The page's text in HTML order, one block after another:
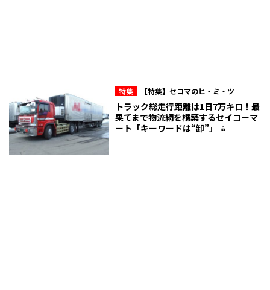
特集 【特集】セコマのヒ・ミ・ツ
トラック総走行距離は1日7万キロ！最
果てまで物流網を構築するセイコーマ
ート「キーワードは“卸”」